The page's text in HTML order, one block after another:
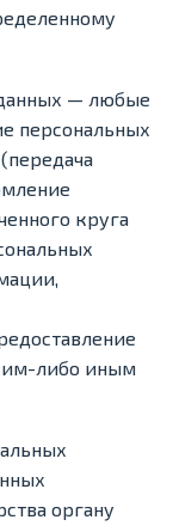
данных — любые
персональных
круга
либо иным
органу